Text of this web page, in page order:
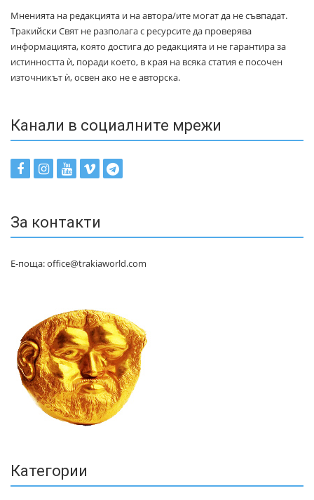
Мненията на редакцията и на автора/ите могат да не съвпадат.
Тракийски Свят не разполага с ресурсите да проверява
информацията, която достига до редакцията и не гарантира за
истинността ѝ, поради което, в края на всяка статия е посочен
източникът ѝ, освен ако не е авторска.
Канали в социалните мрежи
За контакти
Е-поща: office@trakiaworld.com
Категории